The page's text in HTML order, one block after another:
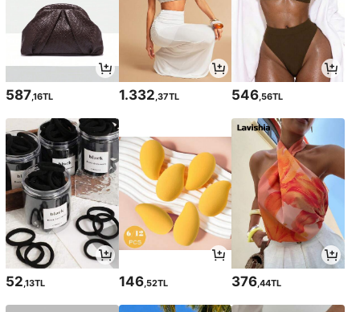
587,16TL 1.332,37TL 546,56TL
52,13TL 146,52TL 376,44TL